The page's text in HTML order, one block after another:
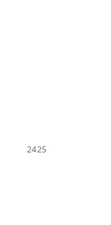
2425